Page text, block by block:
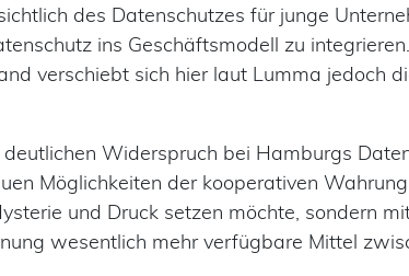
des Datenschutzes für junge
ins Geschäftsmodell zu
verschiebt sich hier laut Lumma jedoch
Widerspruch bei Hamburgs
Möglichkeiten der kooperativen
und Druck setzen möchte, sondern
wesentlich mehr verfügbare Mittel